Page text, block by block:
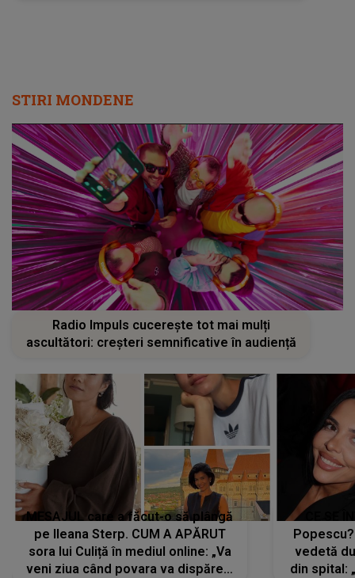
STIRI MONDENE
Radio Impuls cucerește tot mai mulți
ascultători: creșteri semnificative în audiență
MESAJUL care a făcut-o să plângă
pe Ileana Sterp. CUM A APĂRUT
sora lui Culiță în mediul online: „Va
veni ziua când povara va dispărea,
vedetă
din spital: